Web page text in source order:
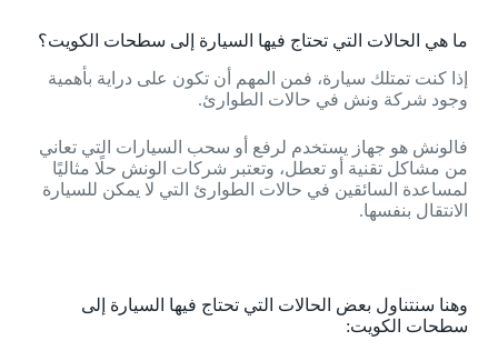
ما هي الحالات التي تحتاج فيها السيارة إلى سطحات الكويت؟
إذا كنت تمتلك سيارة، فمن المهم أن تكون على دراية بأهمية
وجود شركة ونش في حالات الطوارئ.
فالونش هو جهاز يستخدم لرفع أو سحب السيارات التي تعاني
من مشاكل تقنية أو تعطل، وتعتبر شركات الونش حلًا مثاليًا
لمساعدة السائقين في حالات الطوارئ التي لا يمكن للسيارة
الانتقال بنفسها.
وهنا سنتناول بعض الحالات التي تحتاج فيها السيارة إلى
سطحات الكويت: